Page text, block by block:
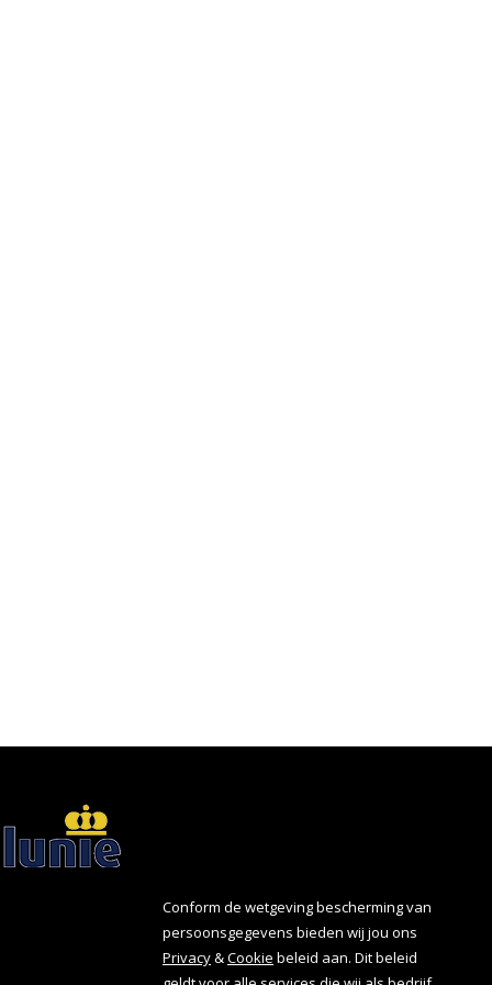
Conform de wetgeving bescherming van
persoonsgegevens bieden wij jou ons
Privacy&Cookie beleid aan. Dit beleid